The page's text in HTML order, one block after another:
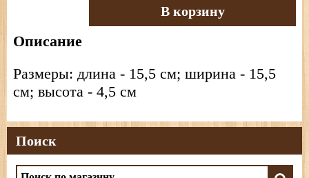
В корзину
Описание
Размеры: длина - 15,5 см; ширина - 15,5
см; высота - 4,5 см
Поиск